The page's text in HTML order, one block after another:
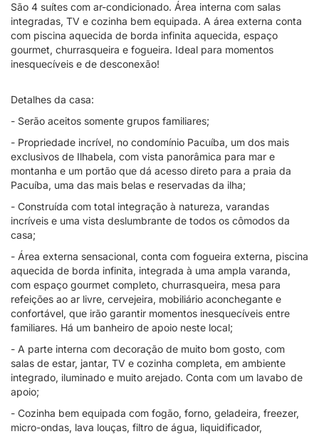
São 4 suítes com ar-condicionado. Área interna com salas
integradas, TV e cozinha bem equipada. A área externa conta
com piscina aquecida de borda infinita aquecida, espaço
gourmet, churrasqueira e fogueira. Ideal para momentos
inesquecíveis e de desconexão!
Detalhes da casa:
- Serão aceitos somente grupos familiares;
- Propriedade incrível, no condomínio Pacuíba, um dos mais
exclusivos de Ilhabela, com vista panorâmica para mar e
montanha e um portão que dá acesso direto para a praia da
Pacuíba, uma das mais belas e reservadas da ilha;
- Construída com total integração à natureza, varandas
incríveis e uma vista deslumbrante de todos os cômodos da
casa;
- Área externa sensacional, conta com fogueira externa, piscina
aquecida de borda infinita, integrada à uma ampla varanda,
com espaço gourmet completo, churrasqueira, mesa para
refeições ao ar livre, cervejeira, mobiliário aconchegante e
confortável, que irão garantir momentos inesquecíveis entre
familiares. Há um banheiro de apoio neste local;
- A parte interna com decoração de muito bom gosto, com
salas de estar, jantar, TV e cozinha completa, em ambiente
integrado, iluminado e muito arejado. Conta com um lavabo de
apoio;
- Cozinha bem equipada com fogão, forno, geladeira, freezer,
micro-ondas, lava louças, filtro de água, liquidificador,